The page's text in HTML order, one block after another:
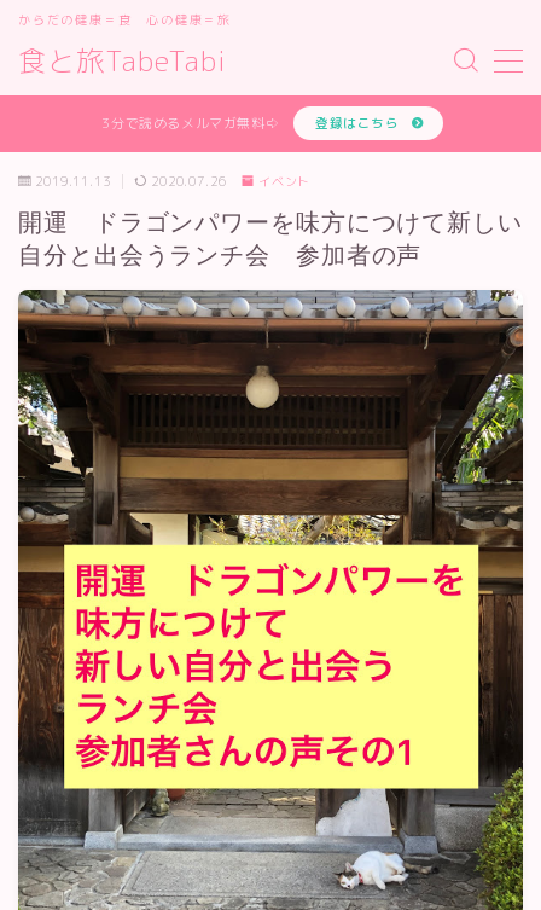
食と旅TabeTabi
からだの健康＝食 心の健康＝旅
MENU
あなたの体質を無料で診断します
お問い合わせフォーム
オンライン講座
デモプリセット記事 #1
デモプリセット記事 #2
デモプリセット記事 #2
デモプリセット記事 #3
デモプリセット記事 #4
デモプリセット記事 #5
デモプリセット記事 #7
プライバシーポリシー
プライバシーポリシー
プロフィールと主な仕事の実績
体質診断テスト
利用規約／特定商取引法に基づく表記
利用規約／特定商取引法に基づく表記
有料記事の決済完了ページ
株式会社TabeTabiプロフィール
特定商取引法に基づく表記
運営者情報
長谷川葉子の活動
3分で読めるメルマガ無料⇨ 登録はこちら
2019.11.13 2020.07.26 イベント
開運 ドラゴンパワーを味方につけて新しい
自分と出会うランチ会 参加者の声